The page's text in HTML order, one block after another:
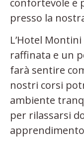
confortevole e
presso la
L’Hotel
raffinata e un
farà sentire
nostri corsi
ambiente
per rilassarsi